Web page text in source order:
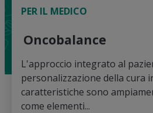
PER IL MEDICO
Oncobalance
L'approccio integrato al
personalizzazione della cura
caratteristiche sono
come elementi...